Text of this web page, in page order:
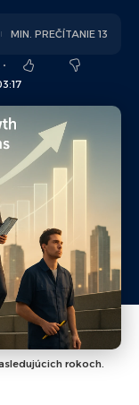
MIN. PREČÍTANIE 13
rokoch.